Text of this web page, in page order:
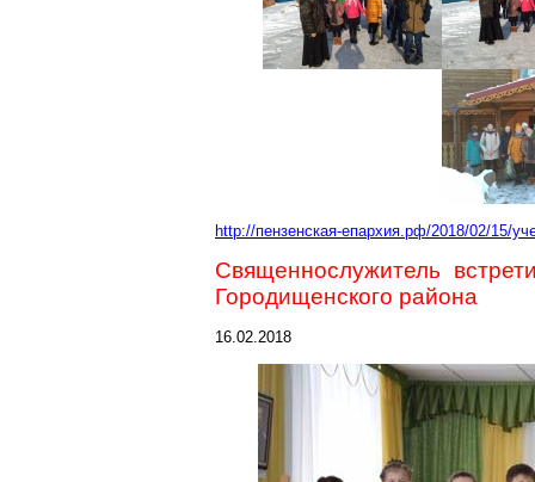
http://пензенская-епархия.рф/2018/02/15/
Священнослужитель
Городищенского района
16.02.2018